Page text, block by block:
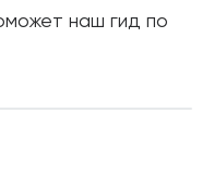
наш гид по